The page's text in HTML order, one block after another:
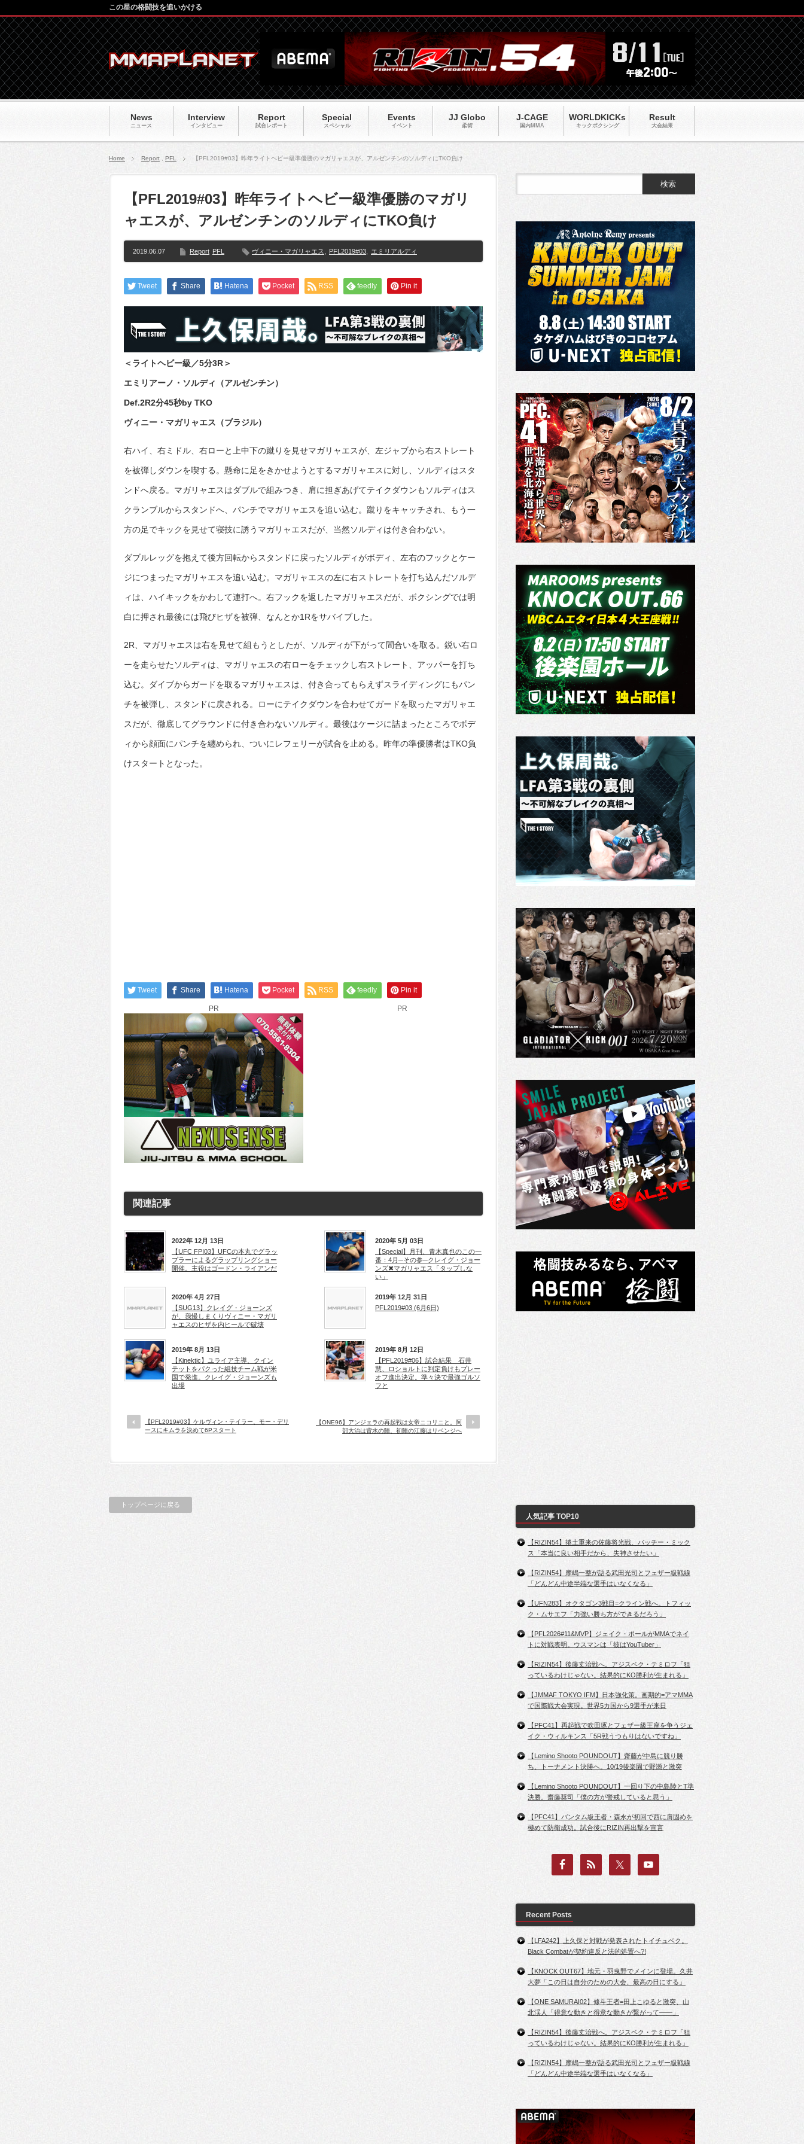
News
ニュース
Interview
インタビュー
Report
試合レポート
Special
スペシャル
Events
イベント
JJ Globo
柔術
J-CAGE
国内MMA
WORLDKICKs
キックポクシング
Result
大会結果
この星の格闘技を追いかける
Home Report PFL 【PFL2019#03】昨年ライトヘビー級準優勝のマガリャエスが、アルゼンチンのソルディにTKO負け
【PFL2019#03】昨年ライトヘビー級準優勝のマガリ
ャエスが、アルゼンチンのソルディにTKO負け
2019.06.07 Report PFL ヴィニー・マガリャエス PFL2019#03 エミリアルディ
Tweet Share Hatena Pocket RSS feedly Pin it
＜ライトヘビー級／5分3R＞
エミリアーノ・ソルディ（アルゼンチン）
Def.2R2分45秒by TKO
ヴィニー・マガリャエス（ブラジル）
右ハイ、右ミドル、右ローと上中下の蹴りを見せマガリャエスが、左ジャブから右ストレート
を被弾しダウンを喫する。懸命に足をきかせようとするマガリャエスに対し、ソルディはスタ
ンドへ戻る。マガリャエスはダブルで組みつき、肩に担ぎあげてテイクダウンもソルディはス
クランブルからスタンドへ、パンチでマガリャエスを追い込む。蹴りをキャッチされ、もう一
方の足でキックを見せて寝技に誘うマガリャエスだが、当然ソルディは付き合わない。
ダブルレッグを抱えて後方回転からスタンドに戻ったソルディがボディ、左右のフックとケー
ジにつまったマガリャエスを追い込む。マガリャエスの左に右ストレートを打ち込んだソルデ
ィは、ハイキックをかわして連打へ。右フックを返したマガリャエスだが、ボクシングでは明
白に押され最後には飛びヒザを被弾、なんとか1Rをサバイブした。
2R、マガリャエスは右を見せて組もうとしたが、ソルディが下がって間合いを取る。鋭い右ロ
ーを走らせたソルディは、マガリャエスの右ローをチェックし右ストレート、アッパーを打ち
込む。ダイブからガードを取るマガリャエスは、付き合ってもらえずスライディングにもパン
チを被弾し、スタンドに戻される。ローにテイクダウンを合わせてガードを取ったマガリャエ
スだが、徹底してグラウンドに付き合わないソルディ。最後はケージに詰まったところでボデ
ィから顔面にパンチを纏められ、ついにレフェリーが試合を止める。昨年の準優勝者はTKO負
けスタートとなった。
Tweet Share Hatena Pocket RSS feedly Pin it
PR PR
関連記事
2022年 12月 13日
【UFC FPI03】UFCの本丸でグラッ
プラーによるグラップリングショー
開催。主役はゴードン・ライアンだ
2020年 5月 03日
【Special】月刊、青木真也のこの一
番：4月─その参─クレイグ・ジョー
ンズ✖マガリャエス「タップしな
い」
2020年 4月 27日
【SUG13】クレイグ・ジョーンズ
が、我慢しまくりヴィニー・マガリ
ャエスのヒザを内ヒールで破壊
2019年 12月 31日
PFL2019#03 (6月6日)
2019年 8月 13日
【Kinektic】ユライア主導、クイン
テットをパクった組技チーム戦が米
国で発進。クレイグ・ジョーンズも
出場
2019年 8月 12日
【PFL2019#06】試合結果 石井
慧、ロショルトに判定負けもプレー
オフ進出決定。準々決で最強ゴルソ
フと
【PFL2019#03】ケルヴィン・テイラー、モー・デリ
ースにキムラを決めて6Pスタート
【ONE96】アンジェラの再起戦は女帝ニコリニと。阿
部大治は背水の陣、初陣の江藤はリベンジへ
トップページに戻る
人気記事 TOP10
【RIZIN54】捲土重来の佐藤将光戦、パッチー・ミック
ス「本当に良い相手だから、失神させたい」
【RIZIN54】摩嶋一整が語る武田光司とフェザー級戦線
「どんどん中途半端な選手はいなくなる」
【UFN283】オクタゴン3戦目=クライン戦へ。トフィッ
ク・ムサエフ「力強い勝ち方ができるだろう」
【PFL2026#11&MVP】ジェイク・ポールがMMAでネイ
トに対戦表明。ウスマンは「彼はYouTuber」
【RIZIN54】後藤丈治戦へ。アジスベク・テミロフ「狙
っているわけじゃない。結果的にKO勝利が生まれる」
【JMMAF TOKYO IFM】日本強化策。画期的=アマMMA
で国際戦大会実現。世界5カ国から9選手が来日
【PFC41】再起戦で吹田琢とフェザー級王座を争うジェ
イク・ウィルキンス「5R戦うつもりはないですね」
【Lemino Shooto POUNDOUT】齋藤が中島に競り勝
ち、トーナメント決勝へ。10/19後楽園で野瀬と激突
【Lemino Shooto POUNDOUT】一回り下の中島陸とT準
決勝。齋藤奨司「僕の方が警戒していると思う」
【PFC41】バンタム級王者・森永が初回で西に肩固めを
極めて防衛成功。試合後にRIZIN再出撃を宣言
Recent Posts
【LFA242】上久保と対戦が発表されたトイチュベク。
Black Combatが契約違反と法的処置へ?!
【KNOCK OUT67】地元・羽曳野でメインに登場。久井
大夢「この日は自分のための大会、最高の日にする」
【ONE SAMURAI02】修斗王者=田上こゆると激突、山
北渓人「得意な動きと得意な動きが繋がって――」
【RIZIN54】後藤丈治戦へ。アジスベク・テミロフ「狙
っているわけじゃない。結果的にKO勝利が生まれる」
【RIZIN54】摩嶋一整が語る武田光司とフェザー級戦線
「どんどん中途半端な選手はいなくなる」